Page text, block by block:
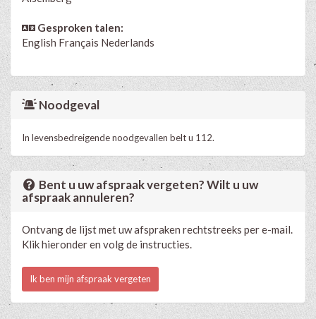
Gesproken talen:
English Français Nederlands
Noodgeval
In levensbedreigende noodgevallen belt u 112.
Bent u uw afspraak vergeten? Wilt u uw
afspraak annuleren?
Ontvang de lijst met uw afspraken rechtstreeks per e-mail.
Klik hieronder en volg de instructies.
Ik ben mijn afspraak vergeten